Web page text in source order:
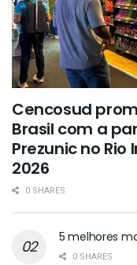
Cencosud
Brasil com a
Prezunic no
2026
0 SHARES
5 melhores
0 SHARES